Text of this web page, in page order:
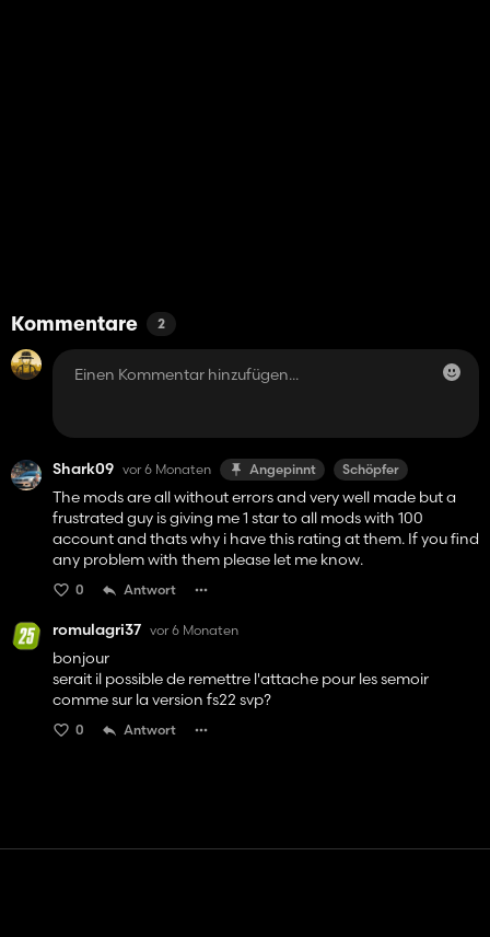
Kommentare 2
Shark09 vor 6 Monaten Angepinnt Schöpfer
The mods are all without errors and very well made but a
frustrated guy is giving me 1 star to all mods with 100
account and thats why i have this rating at them. If you find
any problem with them please let me know.
0 Antwort
romulagri37 vor 6 Monaten
bonjour
serait il possible de remettre l'attache pour les semoir
comme sur la version fs22 svp?
0 Antwort